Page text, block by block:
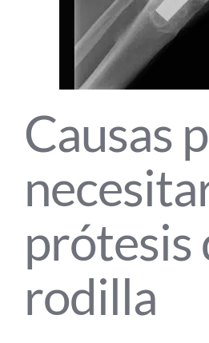
Causas
prótesis
rodilla